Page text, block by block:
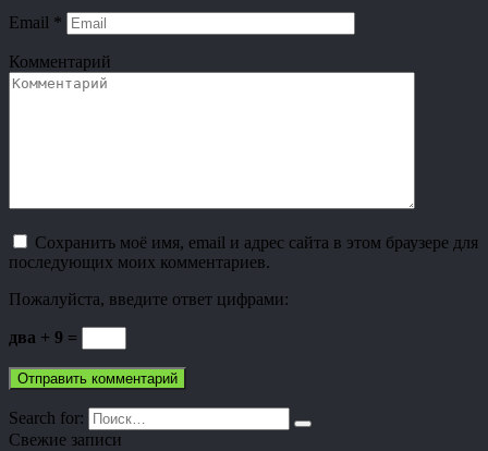
Email *
Комментарий
Сохранить моё имя, email и адрес сайта в этом браузере для
последующих моих комментариев.
Пожалуйста, введите ответ цифрами:
два + 9 =
Search for:
Свежие записи